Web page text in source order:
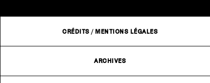
CRÉDITS / MENTIONS LÉGALES
ARCHIVES